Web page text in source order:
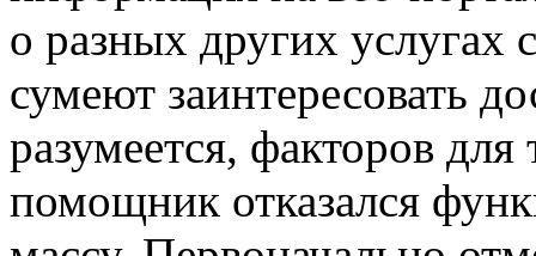
о разных других услугах
сумеют заинтересовать
разумеется, факторов
помощник отказался